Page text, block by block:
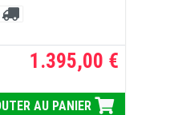
1.395,00 €
AU PANIER